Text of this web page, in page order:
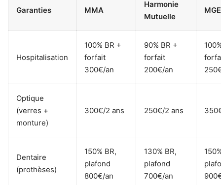
Garanties MMA
Harmonie
Mutuelle
Hospitalisation
100% BR +
forfait
300€/an
90% BR +
forfait
200€/an
Optique
(verres +
monture)
300€/2 ans 250€/2 ans
Dentaire
(prothèses)
150% BR,
plafond
800€/an
130% BR,
plafond
700€/an